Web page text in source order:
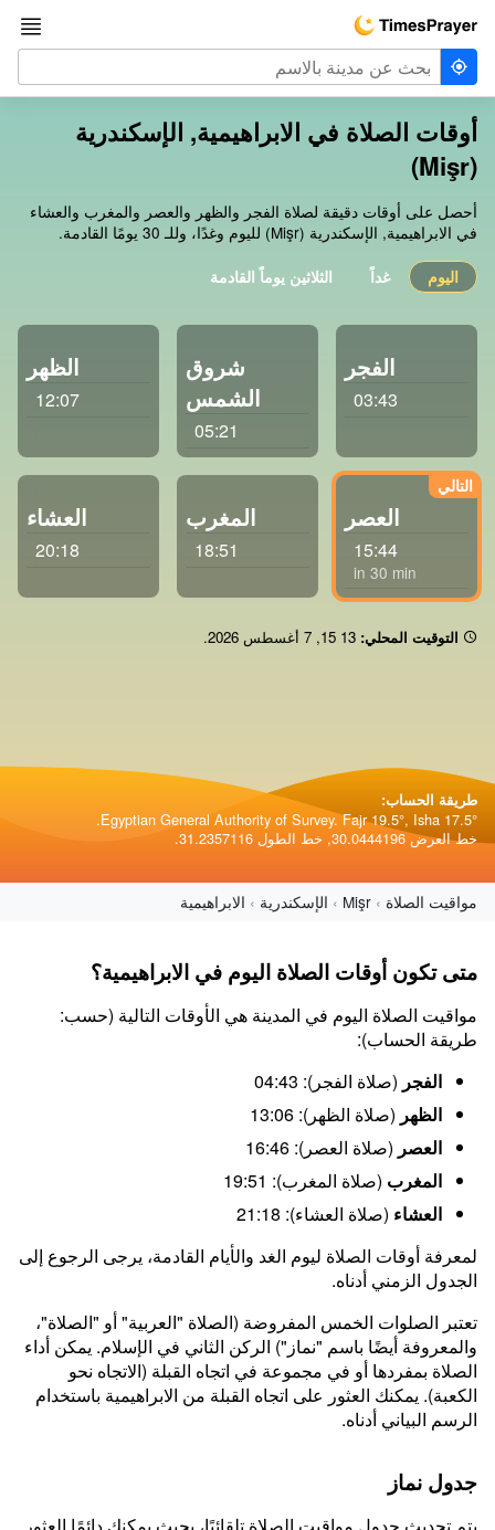
أوقات الصلاة في الابراهيمية, الإسكندرية
(Mişr)
أحصل على أوقات دقيقة لصلاة الفجر والظهر والعصر والمغرب والعشاء
في الابراهيمية, الإسكندرية (Mişr) لليوم وغدًا، وللـ 30 يومًا القادمة.
اليوم غداً الثلاثين يوماً القادمة
الفجر
03:43
شروق
الشمس
05:21
الظهر
12:07
العصر
15:44
in 30 min
المغرب
18:51
العشاء
20:18
التوقيت المحلي: 15 13
, 7 أغسطس 2026 .
طريقة الحساب:
Egyptian General Authority of Survey. Fajr 19.5°, Isha 17.5°.
خط العرض 30.0444196, خط الطول 31.2357116.
مواقيت الصلاة Mişr الإسكندرية الابراهيمية
متى تكون أوقات الصلاة اليوم في الابراهيمية؟
مواقيت الصلاة اليوم في المدينة هي الأوقات التالية (حسب:
طريقة الحساب):
الفجر (صلاة الفجر): 04:43
الظهر (صلاة الظهر): 13:06
العصر (صلاة العصر): 16:46
المغرب (صلاة المغرب): 19:51
العشاء (صلاة العشاء): 21:18
لمعرفة أوقات الصلاة ليوم الغد والأيام القادمة، يرجى الرجوع إلى
الجدول الزمني أدناه.
تعتبر الصلوات الخمس المفروضة (الصلاة "العربية" أو "الصلاة"،
والمعروفة أيضًا باسم "نماز") الركن الثاني في الإسلام. يمكن أداء
الصلاة بمفردها أو في مجموعة في اتجاه القبلة (الاتجاه نحو
الكعبة). يمكنك العثور على اتجاه القبلة من الابراهيمية باستخدام
الرسم البياني أدناه.
جدول نماز